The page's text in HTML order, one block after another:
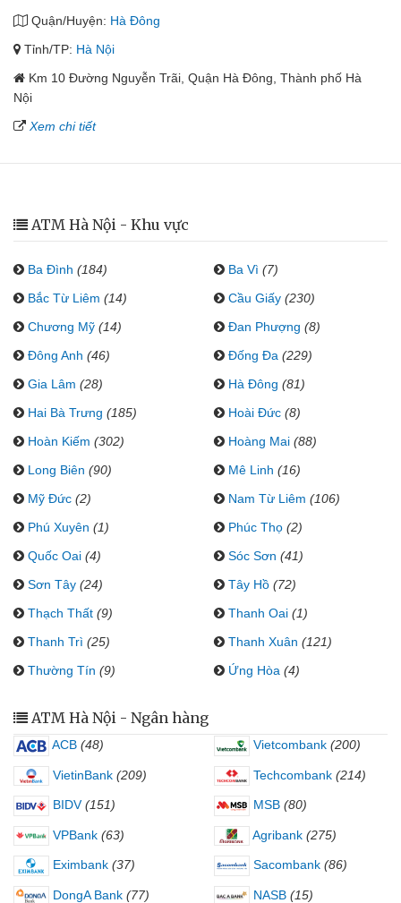
Quận/Huyện: Hà Đông
Tỉnh/TP: Hà Nội
Km 10 Đường Nguyễn Trãi, Quận Hà Đông, Thành phố Hà
Nội
Xem chi tiết
ATM Hà Nội - Khu vực
Ba Đình (184) Ba Vì (7)
Bắc Từ Liêm (14) Cầu Giấy (230)
Chương Mỹ (14) Đan Phượng (8)
Đông Anh (46) Đống Đa (229)
Gia Lâm (28) Hà Đông (81)
Hai Bà Trưng (185) Hoài Đức (8)
Hoàn Kiếm (302) Hoàng Mai (88)
Long Biên (90) Mê Linh (16)
Mỹ Đức (2) Nam Từ Liêm (106)
Phú Xuyên (1) Phúc Thọ (2)
Quốc Oai (4) Sóc Sơn (41)
Sơn Tây (24) Tây Hồ (72)
Thạch Thất (9) Thanh Oai (1)
Thanh Trì (25) Thanh Xuân (121)
Thường Tín (9) Ứng Hòa (4)
ATM Hà Nội - Ngân hàng
ACB (48) Vietcombank (200)
VietinBank (209) Techcombank (214)
BIDV (151) MSB (80)
VPBank (63) Agribank (275)
Eximbank (37) Sacombank (86)
DongA Bank (77) NASB (15)